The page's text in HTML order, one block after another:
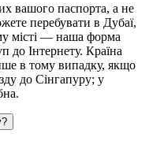
вашого паспорта, а не
перебувати в Дубаї,
місті — наша форма
до Інтернету. Країна
в тому випадку, якщо
до Сінгапуру; у